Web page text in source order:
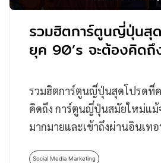
รวมฮิตการ์ตูนญี่ปุ่นสุ
ยุค 90’s จะต้องคิดถึ
รวมฮิตการ์ตูนญี่ปุ่นสุดโปรดที่
คิดถึง การ์ตูนญี่ปุ่นสมัยใหม่แม้
มากมายและเข้าถึงผ่านอินเทอ
Social Media Marketing